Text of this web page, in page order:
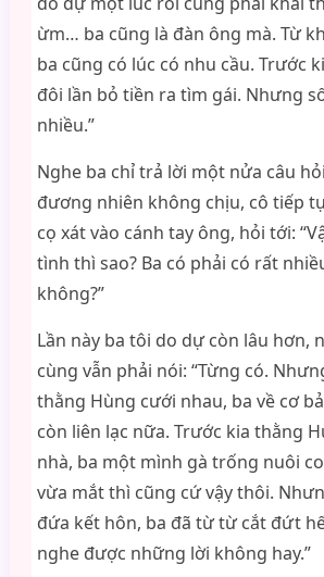
ừm… ba cũng là đàn ông mà. Từ
ba cũng có lúc có nhu cầu. Trước
đôi lần bỏ tiền ra tìm gái. Nhưng
nhiều.”
Nghe ba chỉ trả lời một nửa câu
đương nhiên không chịu, cô tiếp
cọ xát vào cánh tay ông, hỏi tới:
tình thì sao? Ba có phải có rất
không?”
Lần này ba tôi do dự còn lâu hơn,
cùng vẫn phải nói: “Từng có.
thằng Hùng cưới nhau, ba về cơ
còn liên lạc nữa. Trước kia thằng
nhà, ba một mình gà trống nuôi
vừa mắt thì cũng cứ vậy thôi.
đứa kết hôn, ba đã từ từ cắt đứt
nghe được những lời không hay.”